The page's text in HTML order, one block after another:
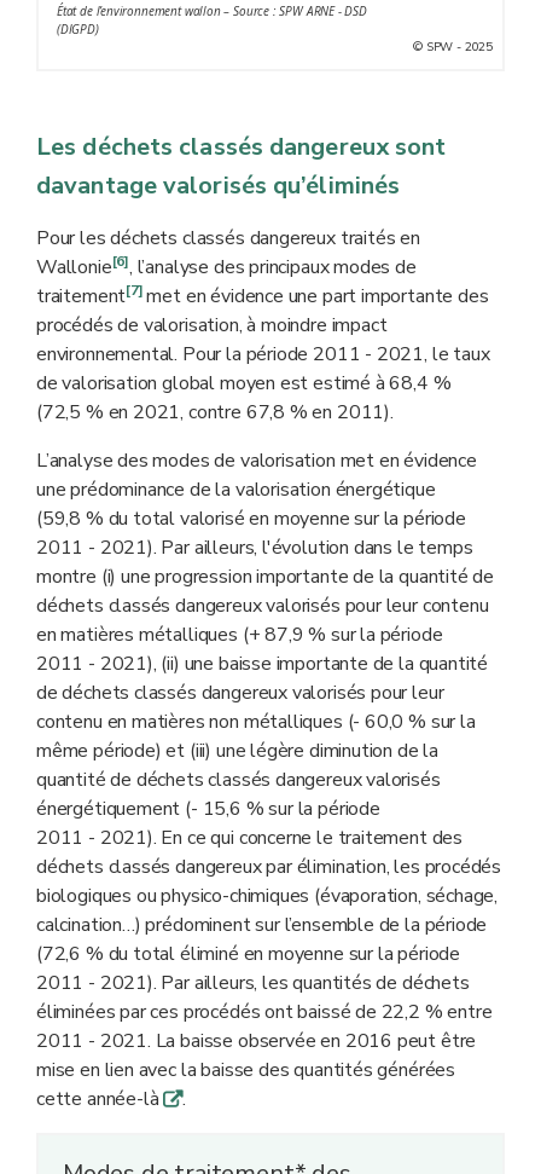
État de l’environnement wallon – Source : SPW ARNE - DSD
(DIGPD)
© SPW - 2025
Les déchets classés dangereux sont
davantage valorisés qu’éliminés
Pour les déchets classés dangereux traités en
Wallonie[6], l’analyse des principaux modes de
traitement[7]met en évidence une part importante des
procédés de valorisation, à moindre impact
environnemental. Pour la période 2011 - 2021, le taux
de valorisation global moyen est estimé à 68,4 %
(72,5 % en 2021, contre 67,8 % en 2011).
L’analyse des modes de valorisation met en évidence
une prédominance de la valorisation énergétique
(59,8 % du total valorisé en moyenne sur la période
2011 - 2021). Par ailleurs, l'évolution dans le temps
montre (i) une progression importante de la quantité de
déchets classés dangereux valorisés pour leur contenu
en matières métalliques (+ 87,9 % sur la période
2011 - 2021), (ii) une baisse importante de la quantité
de déchets classés dangereux valorisés pour leur
contenu en matières non métalliques (- 60,0 % sur la
même période) et (iii) une légère diminution de la
quantité de déchets classés dangereux valorisés
énergétiquement (- 15,6 % sur la période
2011 - 2021). En ce qui concerne le traitement des
déchets classés dangereux par élimination, les procédés
biologiques ou physico-chimiques (évaporation, séchage,
calcination…) prédominent sur l’ensemble de la période
(72,6 % du total éliminé en moyenne sur la période
2011 - 2021). Par ailleurs, les quantités de déchets
éliminées par ces procédés ont baissé de 22,2 % entre
2011 - 2021. La baisse observée en 2016 peut être
mise en lien avec la baisse des quantités générées
cette année-làq.